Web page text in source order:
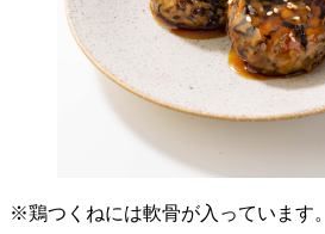
※鶏つくねには軟骨が入っています。